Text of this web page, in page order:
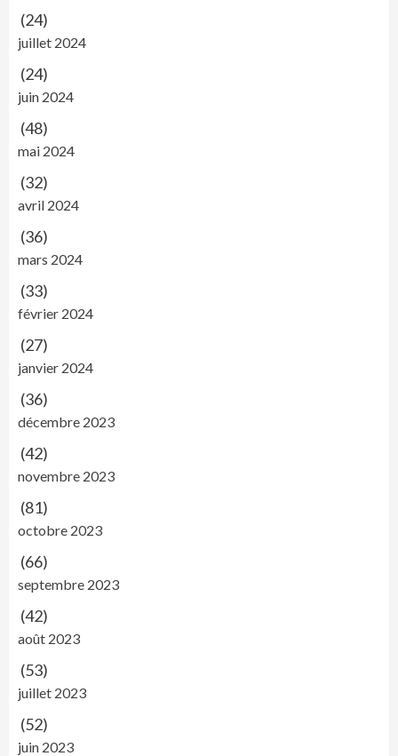
(24)
juillet 2024
(24)
juin 2024
(48)
mai 2024
(32)
avril 2024
(36)
mars 2024
(33)
février 2024
(27)
janvier 2024
(36)
décembre 2023
(42)
novembre 2023
(81)
octobre 2023
(66)
septembre 2023
(42)
août 2023
(53)
juillet 2023
(52)
juin 2023